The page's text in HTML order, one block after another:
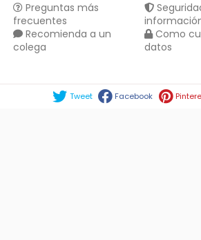
Preguntas más
frecuentes
Recomienda a un
colega
Como
datos
Tweet Facebook